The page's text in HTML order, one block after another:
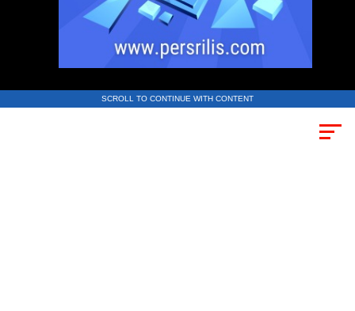
SCROLL TO CONTINUE WITH CONTENT